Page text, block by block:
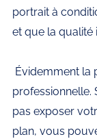
portrait à
et que la qualité
professionnelle.
pas exposer
plan, vous